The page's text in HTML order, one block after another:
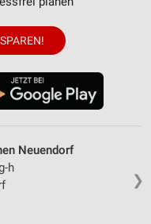
❯
Neuendorf
h